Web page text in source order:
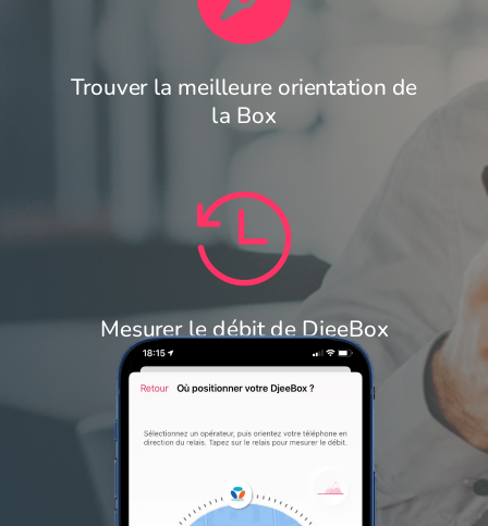
Trouver la meilleure orientation de
la Box

Mesurer le débit de DjeeBox